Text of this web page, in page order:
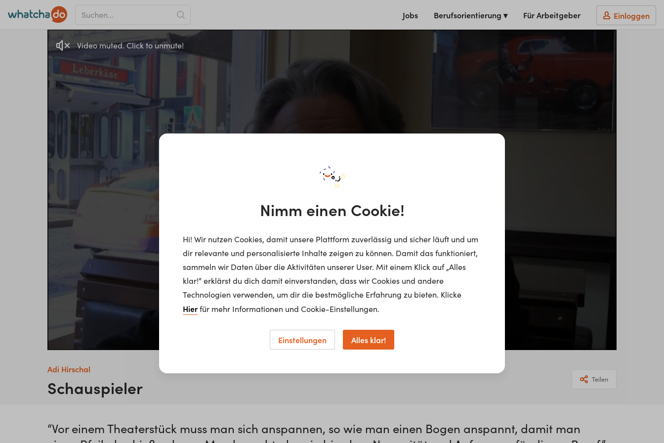
Jobs Berufsorientierung ▾ Für Arbeitgeber Einloggen
Video muted. Click to unmute!
Adi Hirschal
Schauspieler Teilen
“Vor einem Theaterstück muss man sich anspannen, so wie man einen Bogen anspannt, damit man
Nimm einen Cookie!
Hi! Wir nutzen Cookies, damit unsere Plattform zuverlässig und sicher läuft und um
dir relevante und personalisierte Inhalte zeigen zu können. Damit das funktioniert,
sammeln wir Daten über die Aktivitäten unserer User. Mit einem Klick auf „Alles
klar!“ erklärst du dich damit einverstanden, dass wir Cookies und andere
Technologien verwenden, um dir die bestmögliche Erfahrung zu bieten. Klicke
Hierfür mehr Informationen und Cookie-Einstellungen.
Einstellungen Alles klar!